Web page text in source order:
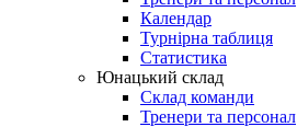
Календар
Турнірна таблиця
Статистика
Юнацький склад
Склад команди
Тренери та персонал